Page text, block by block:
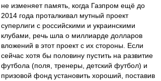
не изменяет память, когда Газпром ещё до
2014 года проталкивал мутный проект
суперлиги с российскими и украинскими
клубами, речь шла о миллиарде долларов
вложений в этот проект с их стороны. Если
сейчас хотя бы половину пустить на развитие
футбола (поля, тренеры, детский футбол) и
призовой фонд установить хороший, поставив